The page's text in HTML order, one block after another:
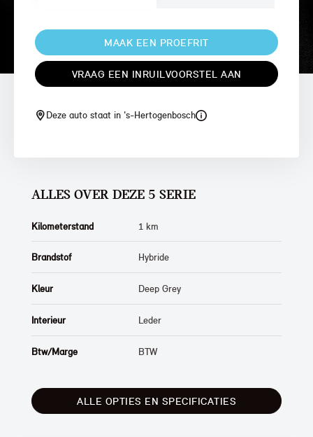
MAAK EEN PROEFRIT
VRAAG EEN INRUILVOORSTEL AAN
Deze auto staat in 's-Hertogenbosch
ALLES OVER DEZE 5 SERIE
Kilometerstand 1 km
Brandstof Hybride
Kleur Deep Grey
Interieur Leder
Btw/Marge BTW
ALLE OPTIES EN SPECIFICATIES